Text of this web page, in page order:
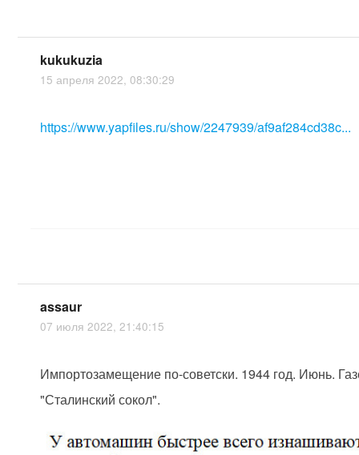
kukukuzia
15 апреля 2022, 08:30:29
https://www.yapfiles.ru/show/2247939/af9af284cd38c...
assaur
07 июля 2022, 21:40:15
Импортозамещение по-советски. 1944 год. Июнь.
"Сталинский сокол".